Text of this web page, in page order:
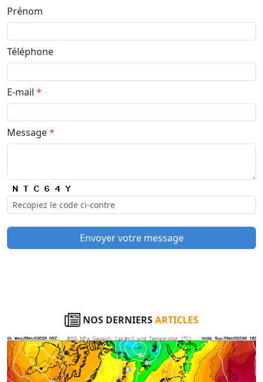
Prénom
Téléphone
E-mail *
Message*
Envoyer votre message
NOS DERNIERSARTICLES